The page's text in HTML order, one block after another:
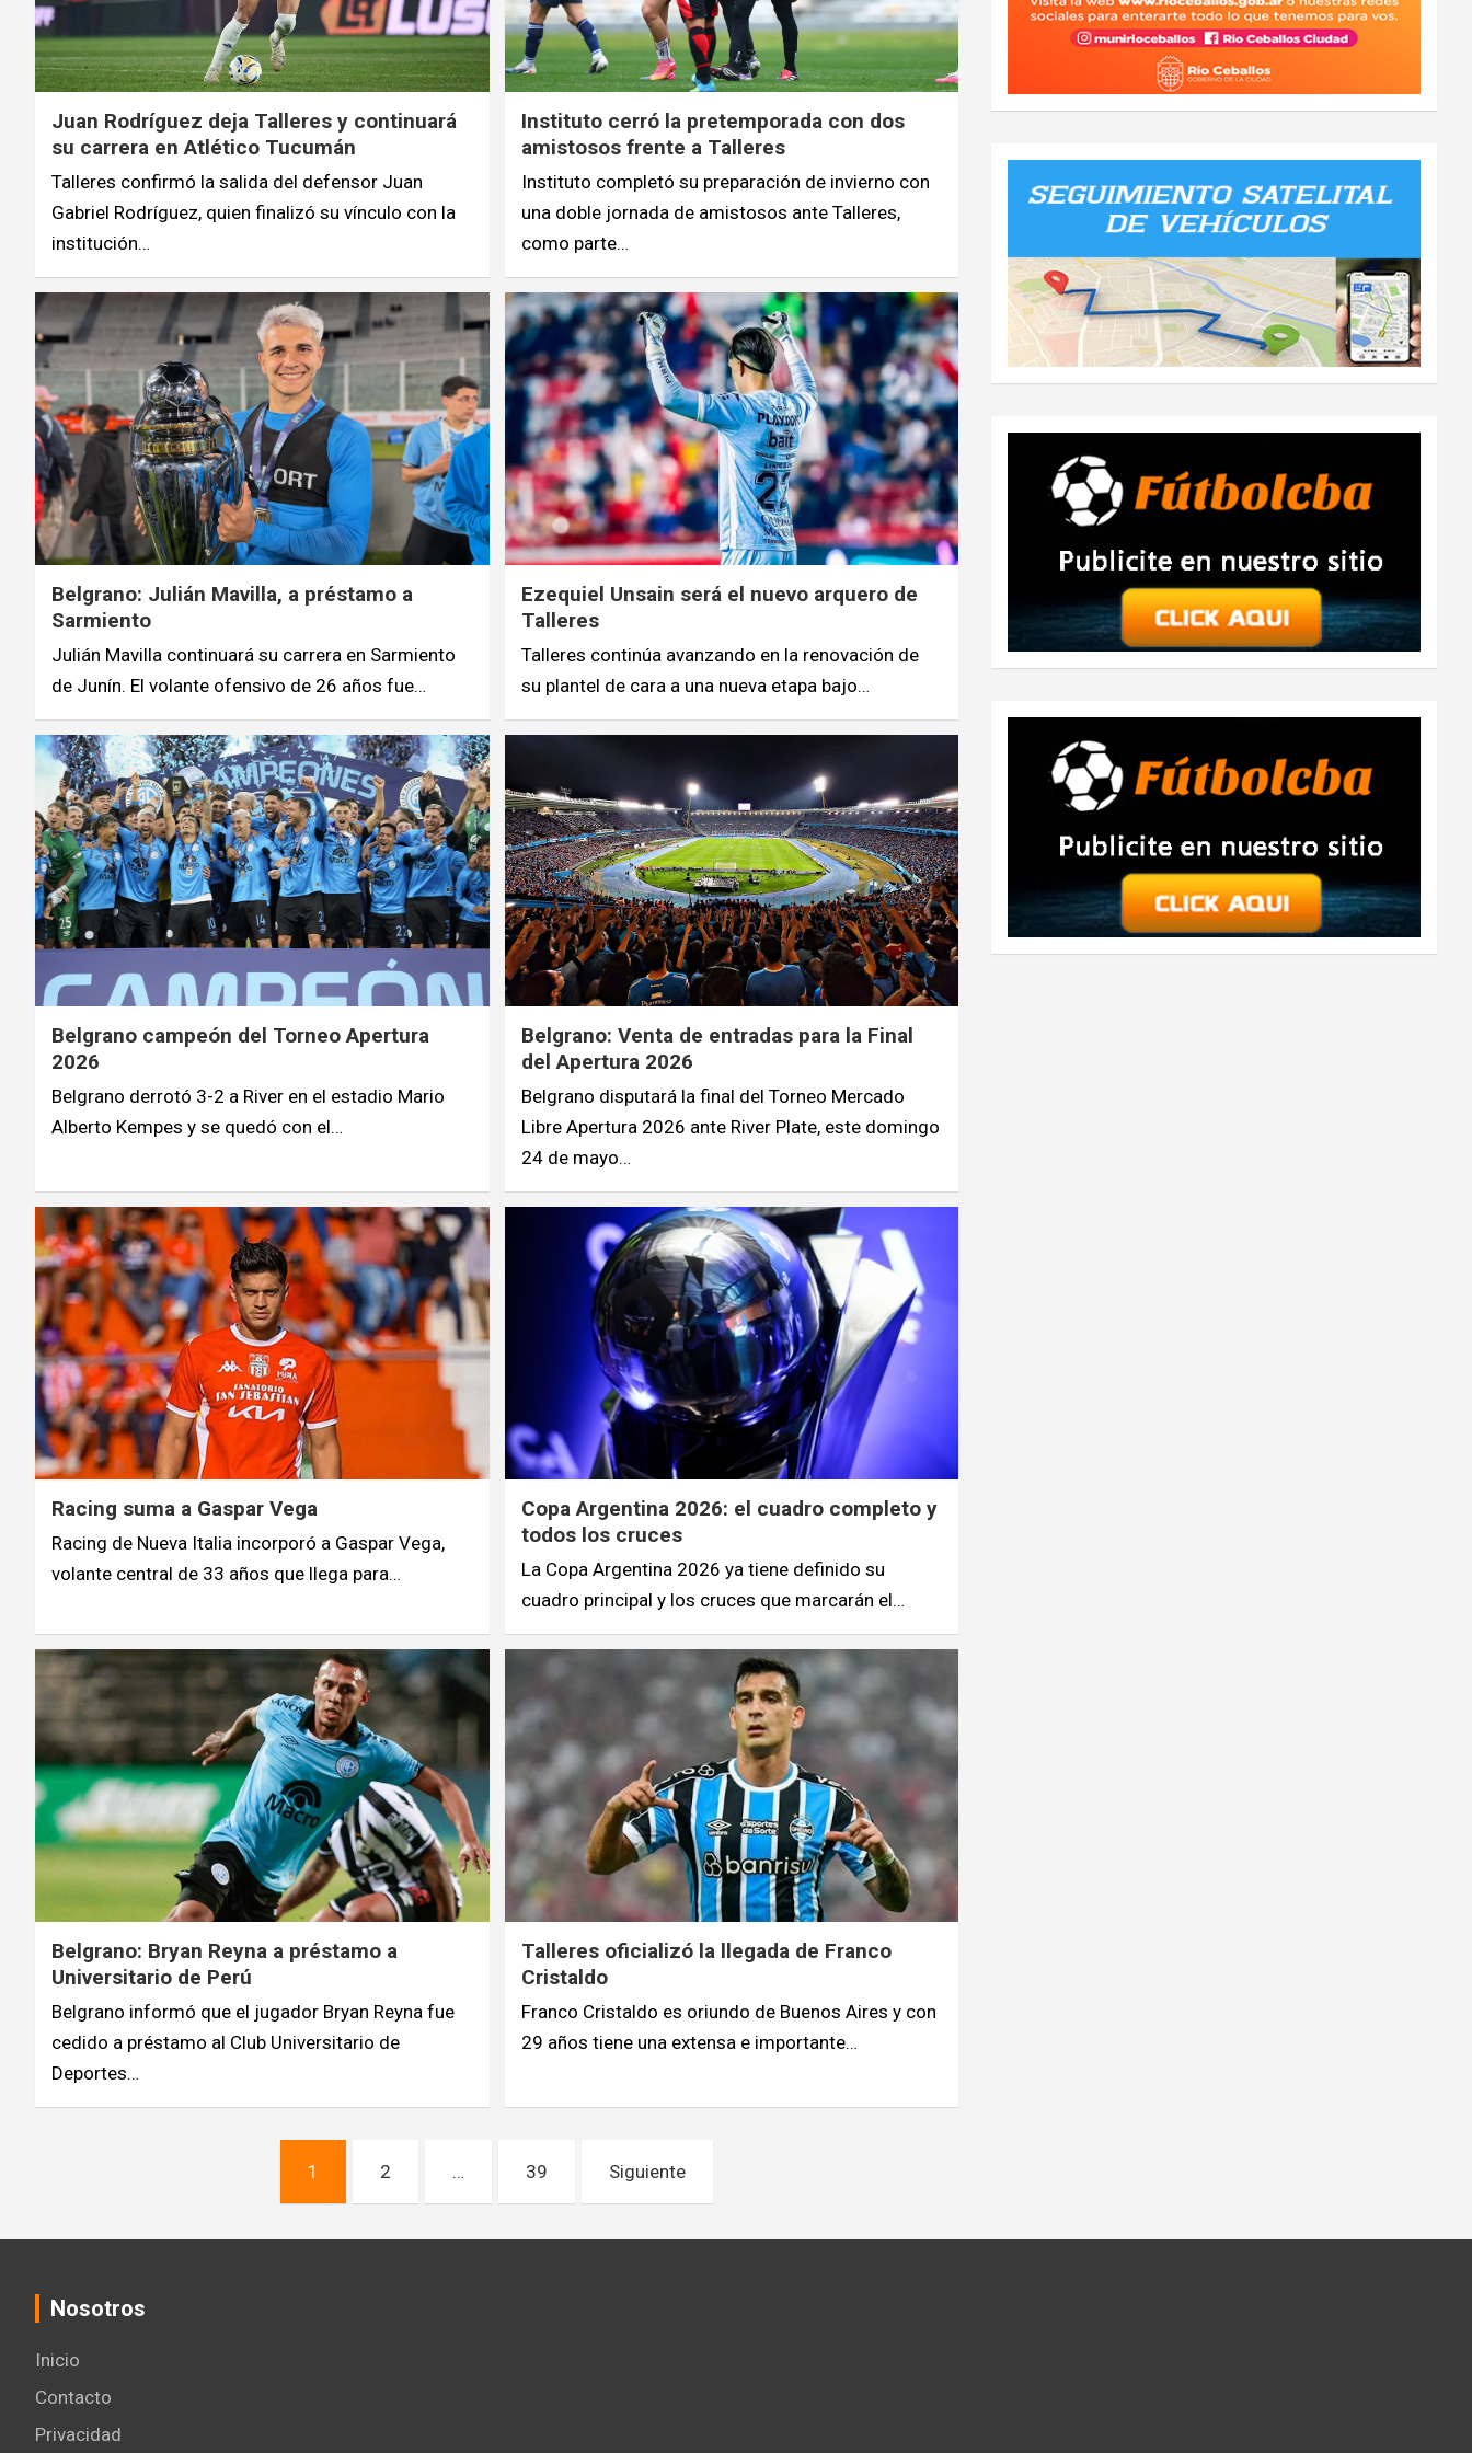
Juan Rodríguez deja Talleres y continuará
su carrera en Atlético Tucumán
Talleres confirmó la salida del defensor Juan
Gabriel Rodríguez, quien finalizó su vínculo con la
institución…
Instituto cerró la pretemporada con dos
amistosos frente a Talleres
Instituto completó su preparación de invierno con
una doble jornada de amistosos ante Talleres,
como parte…
Belgrano: Julián Mavilla, a préstamo a
Sarmiento
Julián Mavilla continuará su carrera en Sarmiento
de Junín. El volante ofensivo de 26 años fue…
Ezequiel Unsain será el nuevo arquero de
Talleres
Talleres continúa avanzando en la renovación de
su plantel de cara a una nueva etapa bajo…
Belgrano campeón del Torneo Apertura
2026
Belgrano derrotó 3-2 a River en el estadio Mario
Alberto Kempes y se quedó con el…
Belgrano: Venta de entradas para la Final
del Apertura 2026
Belgrano disputará la final del Torneo Mercado
Libre Apertura 2026 ante River Plate, este domingo
24 de mayo…
Racing suma a Gaspar Vega
Racing de Nueva Italia incorporó a Gaspar Vega,
volante central de 33 años que llega para…
Copa Argentina 2026: el cuadro completo y
todos los cruces
La Copa Argentina 2026 ya tiene definido su
cuadro principal y los cruces que marcarán el…
Belgrano: Bryan Reyna a préstamo a
Universitario de Perú
Belgrano informó que el jugador Bryan Reyna fue
cedido a préstamo al Club Universitario de
Deportes…
Talleres oficializó la llegada de Franco
Cristaldo
Franco Cristaldo es oriundo de Buenos Aires y con
29 años tiene una extensa e importante…
entradas
1 2 … 39 Siguiente
Nosotros
Inicio
Contacto
Privacidad